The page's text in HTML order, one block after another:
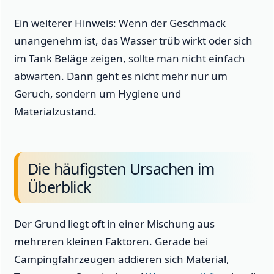
Ein weiterer Hinweis: Wenn der Geschmack
unangenehm ist, das Wasser trüb wirkt oder sich
im Tank Beläge zeigen, sollte man nicht einfach
abwarten. Dann geht es nicht mehr nur um
Geruch, sondern um Hygiene und
Materialzustand.
Die häufigsten Ursachen im
Überblick
Der Grund liegt oft in einer Mischung aus
mehreren kleinen Faktoren. Gerade bei
Campingfahrzeugen addieren sich Material,